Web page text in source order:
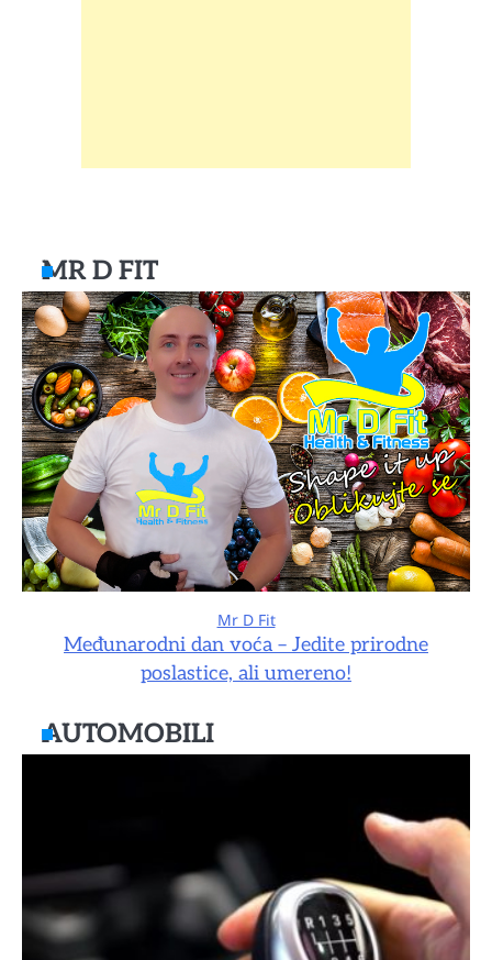
MR D FIT
Mr D Fit
Međunarodni dan voća – Jedite prirodne
poslastice, ali umereno!
AUTOMOBILI